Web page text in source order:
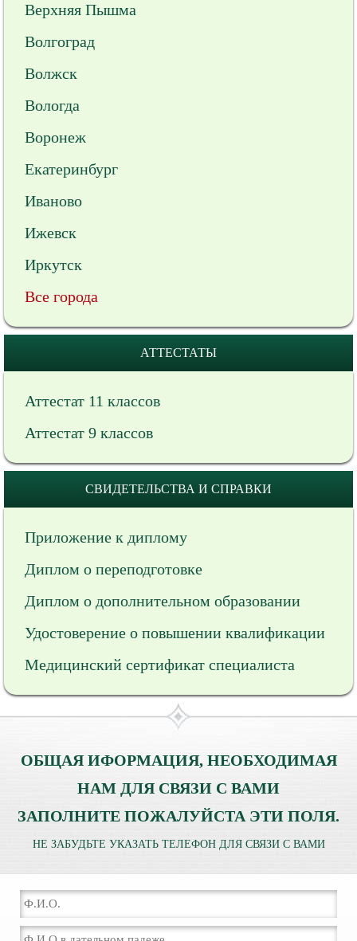
Верхняя Пышма
Волгоград
Волжск
Вологда
Воронеж
Екатеринбург
Иваново
Ижевск
Иркутск
Все города
АТТЕСТАТЫ
Аттестат 11 классов
Аттестат 9 классов
СВИДЕТЕЛЬСТВА И СПРАВКИ
Приложение к диплому
Диплом о переподготовке
Диплом о дополнительном образовании
Удостоверение о повышении квалификации
Медицинский сертификат специалиста
ОБЩАЯ ИФОРМАЦИЯ, НЕОБХОДИМАЯ
НАМ ДЛЯ СВЯЗИ С ВАМИ
ЗАПОЛНИТЕ ПОЖАЛУЙСТА ЭТИ ПОЛЯ.
НЕ ЗАБУДЬТЕ УКАЗАТЬ ТЕЛЕФОН ДЛЯ СВЯЗИ С ВАМИ